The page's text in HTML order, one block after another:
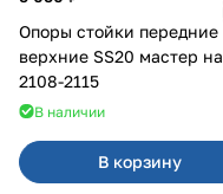
Опоры стойки передние
верхние SS20 мастер на
2108-2115
В наличии
В корзину